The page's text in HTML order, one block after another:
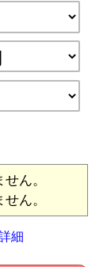
ん。
ん。
細